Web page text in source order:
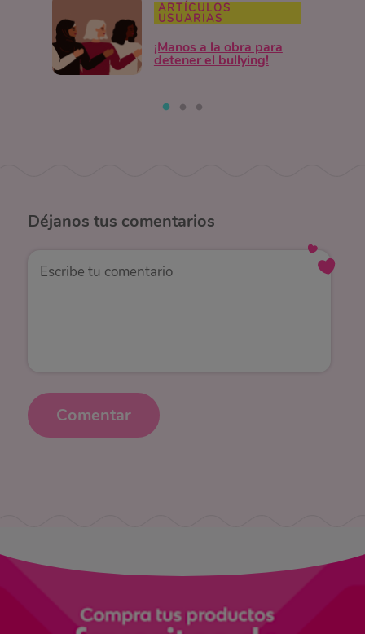
ARTÍCULOS
USUARIAS
¡Manos a la obra para
detener el bullying!
Déjanos tus comentarios
Comentar